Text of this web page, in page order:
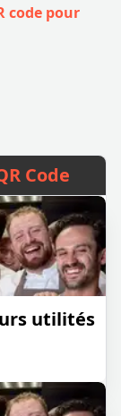
code pour
Code
utilités